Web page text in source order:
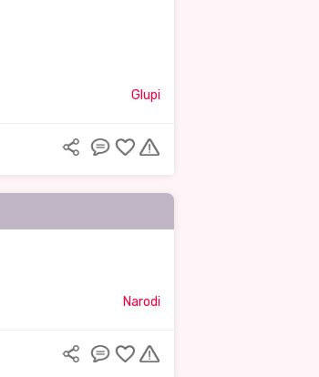
Glupi
Narodi